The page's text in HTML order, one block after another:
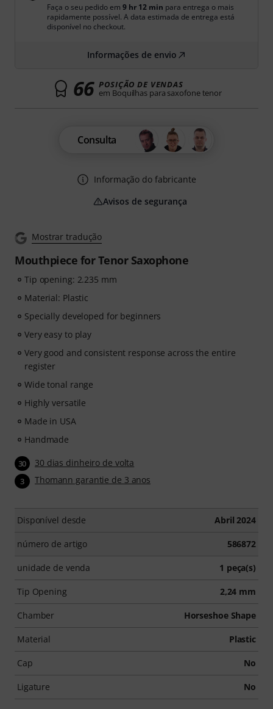
Mostrar tradução
Mouthpiece for Tenor Saxophone
Tip opening: 2.235 mm
Material: Plastic
Specially developed for beginners
Very easy to play
Very good and consistent response across the entire
register
Wide tonal range
Highly versatile
Made in USA
Handmade
30 30 dias dinheiro de volta
3 Thomann garantie de 3 anos
Disponível desde Abril 2024
número de artigo 586872
unidade de venda 1 peça(s)
Tip Opening 2,24 mm
Chamber Horseshoe Shape
Material Plastic
Cap No
Ligature No
Faça o seu pedido em 9 hr 12 min para entrega o mais
rapidamente possível. A data estimada de entrega está
disponível no checkout.
Informações de envio
66 POSIÇÃO DE VENDAS
em Boquilhas para saxofone tenor
Consulta
Informação do fabricante
Avisos de segurança